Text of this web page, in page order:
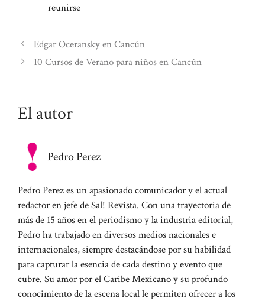
reunirse
Edgar Oceransky en Cancún
10 Cursos de Verano para niños en Cancún
El autor
Pedro Perez
Pedro Perez es un apasionado comunicador y el actual
redactor en jefe de Sal! Revista. Con una trayectoria de
más de 15 años en el periodismo y la industria editorial,
Pedro ha trabajado en diversos medios nacionales e
internacionales, siempre destacándose por su habilidad
para capturar la esencia de cada destino y evento que
cubre. Su amor por el Caribe Mexicano y su profundo
conocimiento de la escena local le permiten ofrecer a los